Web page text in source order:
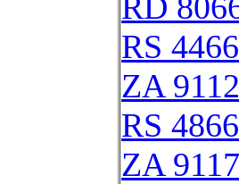
RS
ZA
RS
ZA